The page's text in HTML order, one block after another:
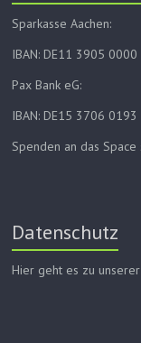
Sparkasse Aachen:
IBAN: DE11 3905
Pax Bank eG:
IBAN: DE15 3706
Spenden an das
Datenschutz
Hier geht es zu